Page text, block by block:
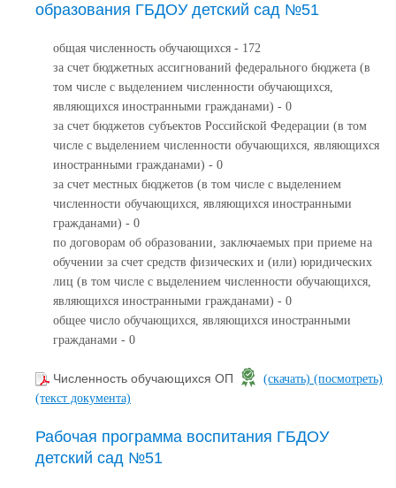
образования ГБДОУ детский сад №51
общая численность обучающихся - 172
за счет бюджетных ассигнований федерального бюджета (в
том числе с выделением численности обучающихся,
являющихся иностранными гражданами) - 0
за счет бюджетов субъектов Российской Федерации (в том
числе с выделением численности обучающихся, являющихся
иностранными гражданами) - 0
за счет местных бюджетов (в том числе с выделением
численности обучающихся, являющихся иностранными
гражданами) - 0
по договорам об образовании, заключаемых при приеме на
обучении за счет средств физических и (или) юридических
лиц (в том числе с выделением численности обучающихся,
являющихся иностранными гражданами) - 0
общее число обучающихся, являющихся иностранными
гражданами - 0
Численность обучающихся ОП (скачать) (посмотреть)
(текст документа)
Рабочая программа воспитания ГБДОУ
детский сад №51